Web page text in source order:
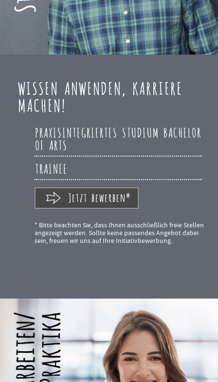
WISSEN ANWENDEN, KARRIERE
MACHEN!
PRAXISINTEGRIERTES STUDIUM BACHELOR
OF ARTS
TRAINEE
Jetzt bewerben*
* Bitte beachten Sie, dass Ihnen ausschließlich freie Stellen
angezeigt werden. Sollte keine passendes Angebot dabei
sein, freuen wir uns auf Ihre Initiativbewerbung.